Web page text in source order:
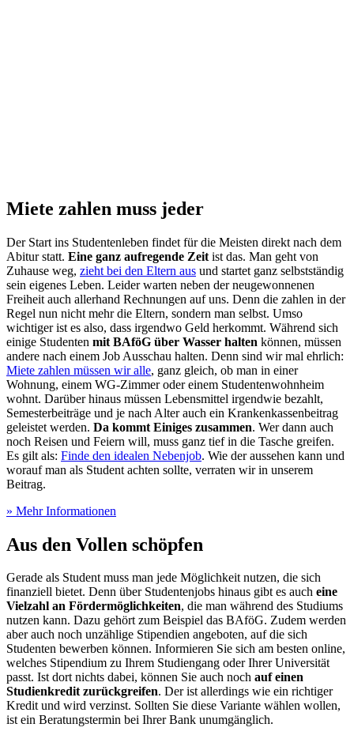
Miete zahlen muss jeder
Der Start ins Studentenleben findet für die Meisten direkt nach dem
Abitur statt. Eine ganz aufregende Zeit ist das. Man geht von
Zuhause weg, zieht bei den Eltern aus und startet ganz selbstständig
sein eigenes Leben. Leider warten neben der neugewonnenen
Freiheit auch allerhand Rechnungen auf uns. Denn die zahlen in der
Regel nun nicht mehr die Eltern, sondern man selbst. Umso
wichtiger ist es also, dass irgendwo Geld herkommt. Während sich
einige Studenten mit BAföG über Wasser halten können, müssen
andere nach einem Job Ausschau halten. Denn sind wir mal ehrlich:
Miete zahlen müssen wir alle, ganz gleich, ob man in einer
Wohnung, einem WG-Zimmer oder einem Studentenwohnheim
wohnt. Darüber hinaus müssen Lebensmittel irgendwie bezahlt,
Semesterbeiträge und je nach Alter auch ein Krankenkassenbeitrag
geleistet werden. Da kommt Einiges zusammen. Wer dann auch
noch Reisen und Feiern will, muss ganz tief in die Tasche greifen.
Es gilt als: Finde den idealen Nebenjob. Wie der aussehen kann und
worauf man als Student achten sollte, verraten wir in unserem
Beitrag.
» Mehr Informationen
Aus den Vollen schöpfen
Gerade als Student muss man jede Möglichkeit nutzen, die sich
finanziell bietet. Denn über Studentenjobs hinaus gibt es auch eine
Vielzahl an Fördermöglichkeiten, die man während des Studiums
nutzen kann. Dazu gehört zum Beispiel das BAföG. Zudem werden
aber auch noch unzählige Stipendien angeboten, auf die sich
Studenten bewerben können. Informieren Sie sich am besten online,
welches Stipendium zu Ihrem Studiengang oder Ihrer Universität
passt. Ist dort nichts dabei, können Sie auch noch auf einen
Studienkredit zurückgreifen. Der ist allerdings wie ein richtiger
Kredit und wird verzinst. Sollten Sie diese Variante wählen wollen,
ist ein Beratungstermin bei Ihrer Bank unumgänglich.